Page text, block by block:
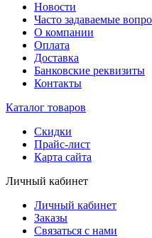
Новости
Часто задаваемые
О компании
Оплата
Доставка
Банковские реквизиты
Контакты
Каталог товаров
Скидки
Прайс-лист
Карта сайта
Личный кабинет
Личный кабинет
Заказы
Связаться с нами